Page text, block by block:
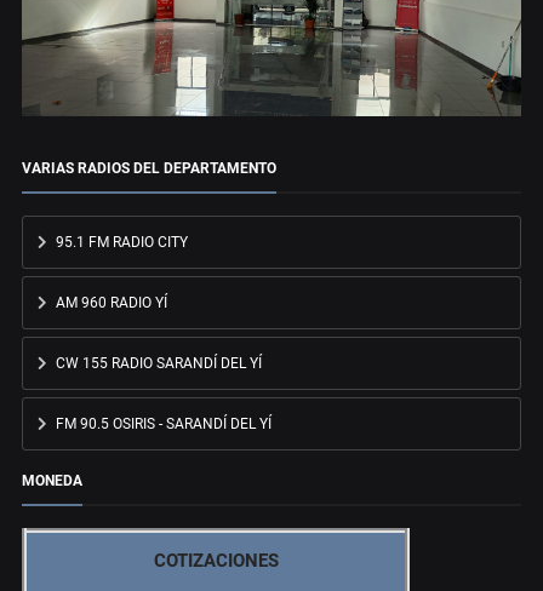
VARIAS RADIOS DEL DEPARTAMENTO
95.1 FM RADIO CITY
AM 960 RADIO YÍ
CW 155 RADIO SARANDÍ DEL YÍ
FM 90.5 OSIRIS - SARANDÍ DEL YÍ
MONEDA
COTIZACIONES